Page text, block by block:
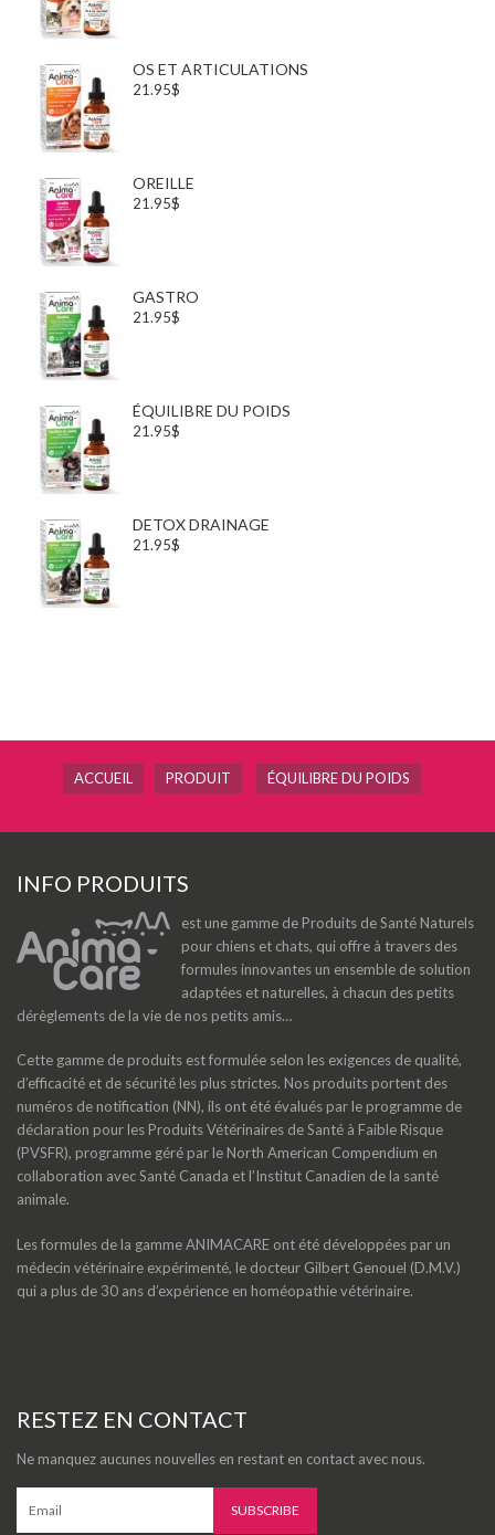
OS ET ARTICULATIONS
21.95$
OREILLE
21.95$
GASTRO
21.95$
ÉQUILIBRE DU POIDS
21.95$
DETOX DRAINAGE
21.95$
ACCUEIL PRODUIT ÉQUILIBRE DU POIDS
INFO PRODUITS
est une gamme de Produits de Santé Naturels
pour chiens et chats, qui offre à travers des
formules innovantes un ensemble de solution
adaptées et naturelles, à chacun des petits
dérèglements de la vie de nos petits amis…
Cette gamme de produits est formulée selon les exigences de qualité,
d’efficacité et de sécurité les plus strictes. Nos produits portent des
numéros de notification (NN), ils ont été évalués par le programme de
déclaration pour les Produits Vétérinaires de Santé à Faible Risque
(PVSFR), programme géré par le North American Compendium en
collaboration avec Santé Canada et l’Institut Canadien de la santé
animale.
Les formules de la gamme ANIMACARE ont été développées par un
médecin vétérinaire expérimenté, le docteur Gilbert Genouel (D.M.V.)
qui a plus de 30 ans d’expérience en homéopathie vétérinaire.
RESTEZ EN CONTACT
Ne manquez aucunes nouvelles en restant en contact avec nous.